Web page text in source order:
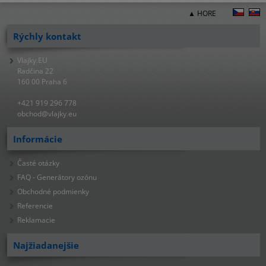
▲ HORE
Rýchly kontakt
Vlajky.EU
Radčina 22
160 00 Praha 6
+421 919 296 778
obchod@vlajky.eu
Informácie
Časté otázky
FAQ - Generátory ozónu
Obchodné podmienky
Referencie
Reklamacie
Najžiadanejšie